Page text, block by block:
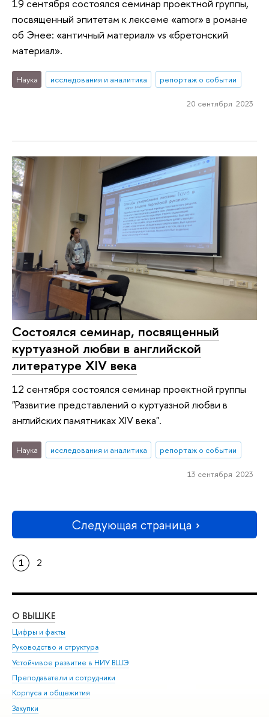
19 сентября состоялся семинар проектной группы,
посвященный эпитетам к лексеме «amor» в романе
об Энее: «античный материал» vs «бретонский
материал».
Наука исследования и аналитика репортаж о событии
20 сентября 2023
Состоялся семинар, посвященный
куртуазной любви в английской
литературе XIV века
12 сентября состоялся семинар проектной группы
"Развитие представлений о куртуазной любви в
английских памятниках XIV века".
Наука исследования и аналитика репортаж о событии
13 сентября 2023
Следующая страница
1 2
О ВЫШКЕ
Цифры и факты
Руководство и структура
Устойчивое развитие в НИУ ВШЭ
Преподаватели и сотрудники
Корпуса и общежития
Закупки